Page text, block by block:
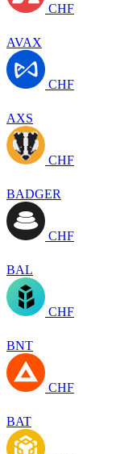
CHF
AVAX
CHF
AXS
CHF
BADGER
CHF
BAL
CHF
BNT
CHF
BAT